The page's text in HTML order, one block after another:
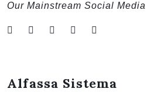
Our Mainstream Social Media
Alfassa Sistema